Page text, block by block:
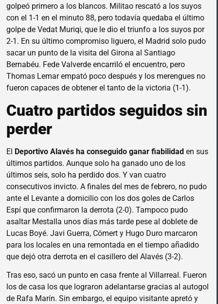
golpeó primero a los blancos. Militao rescató a los suyos
con el 1-1 en el minuto 88, pero todavía quedaba el último
golpe de Vedat Muriqi, que le dio el triunfo a los suyos por
2-1. En su último compromiso liguero, el Madrid solo pudo
sacar un punto de la visita del Girona al Santiago
Bernabéu. Fede Valverde encarriló el encuentro, pero
Thomas Lemar empató poco después y los merengues no
fueron capaces de obtener el tanto de la victoria (1-1).
Cuatro partidos seguidos sin
perder
El Deportivo Alavés ha conseguido ganar fiabilidad en sus
últimos partidos. Aunque solo ha ganado uno de los
últimos seis, solo ha perdido dos. Y van cuatro
consecutivos invicto. A finales del mes de febrero, no pudo
ante el Levante a domicilio con los dos goles de Carlos
Espí que confirmaron la derrota (2-0). Tampoco pudo
asaltar Mestalla unos días más tarde pese al doblete de
Lucas Boyé. Javi Guerra, Cömert y Hugo Duro marcaron
para los locales en una remontada en el tiempo añadido
que dejó otra derrota en el casillero del Alavés (3-2).
Tras eso, sacó un punto en casa frente al Villarreal. Fueron
los de casa los que lograron adelantarse gracias al autogol
de Rafa Marín. Sin embargo, el equipo visitante apretó y